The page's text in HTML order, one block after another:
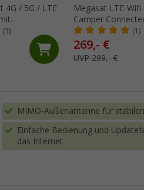
4G / 5G / LTE
(3)
Megasat LTE-
Camper
bestehend aus
und Router
(1)
269,- €
UVP 299,- €
MIMO-Außenantenne für
Einfache Bedienung und
das Internet